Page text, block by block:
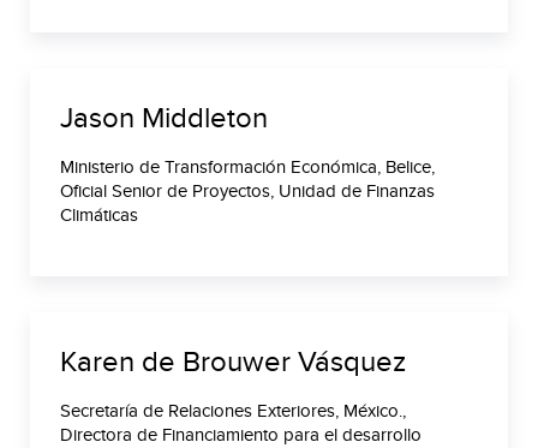
Jason Middleton
Ministerio de Transformación Económica, Belice,
Oficial Senior de Proyectos, Unidad de Finanzas
Climáticas
Karen de Brouwer Vásquez
Secretaría de Relaciones Exteriores, México.,
Directora de Financiamiento para el desarrollo